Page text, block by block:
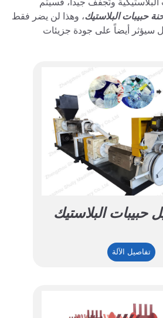
حبيبات البلاستيك، وهذا لن يضر فقط
سيؤثر أيضاً على جودة جزيئات
حبيبات البلاستيك
تفاصيل الآلة آلة